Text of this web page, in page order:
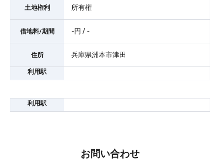
土地権利 所有権
借地料/期間 -円 / -
住所 兵庫県洲本市津田
利用駅
利用駅
お問い合わせ